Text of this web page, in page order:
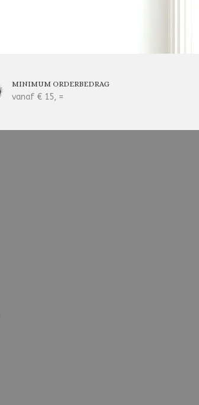
MINIMUM ORDERBEDRAG
vanaf € 15, =